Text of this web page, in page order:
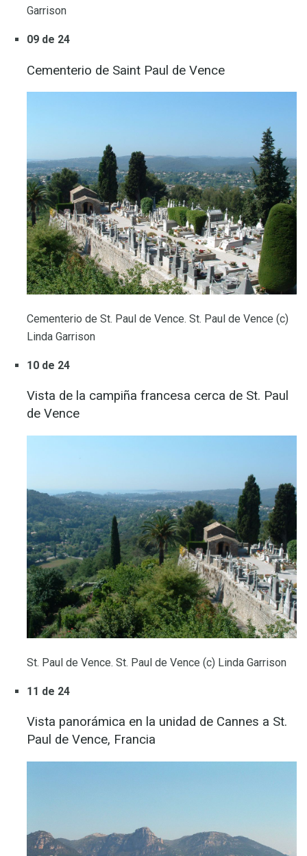
Garrison
09 de 24
Cementerio de Saint Paul de Vence
Cementerio de St. Paul de Vence. St. Paul de Vence (c)
Linda Garrison
10 de 24
Vista de la campiña francesa cerca de St. Paul
de Vence
St. Paul de Vence. St. Paul de Vence (c) Linda Garrison
11 de 24
Vista panorámica en la unidad de Cannes a St.
Paul de Vence, Francia